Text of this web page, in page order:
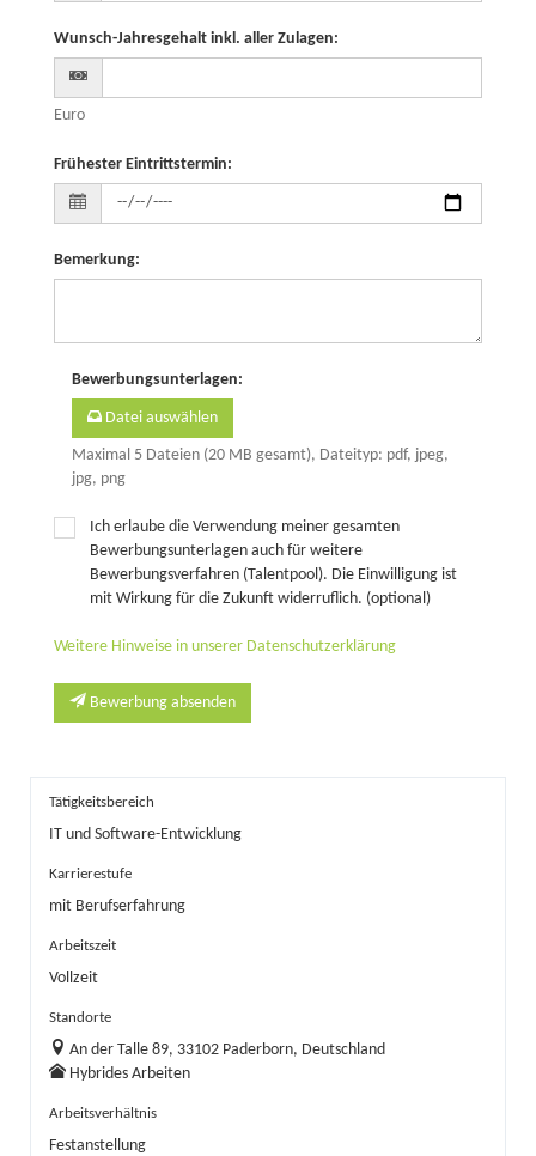
Wunsch-Jahresgehalt inkl. aller Zulagen:
Euro
Frühester Eintrittstermin:
Bemerkung:
Bewerbungsunterlagen:
Datei auswählen
Maximal 5 Dateien (20 MB gesamt), Dateityp: pdf, jpeg,
jpg, png
Ich erlaube die Verwendung meiner gesamten
Bewerbungsunterlagen auch für weitere
Bewerbungsverfahren (Talentpool). Die Einwilligung ist
mit Wirkung für die Zukunft widerruflich. (optional)
Weitere Hinweise in unserer Datenschutzerklärung
Bewerbung absenden
Tätigkeitsbereich
IT und Software-Entwicklung
Karrierestufe
mit Berufserfahrung
Arbeitszeit
Vollzeit
Standorte
An der Talle 89, 33102 Paderborn, Deutschland
Hybrides Arbeiten
Arbeitsverhältnis
Festanstellung